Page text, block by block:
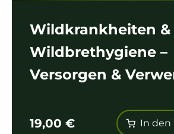
Wildkrankheiten &
Wildbrethygiene –
Versorgen &
19,00 € In den